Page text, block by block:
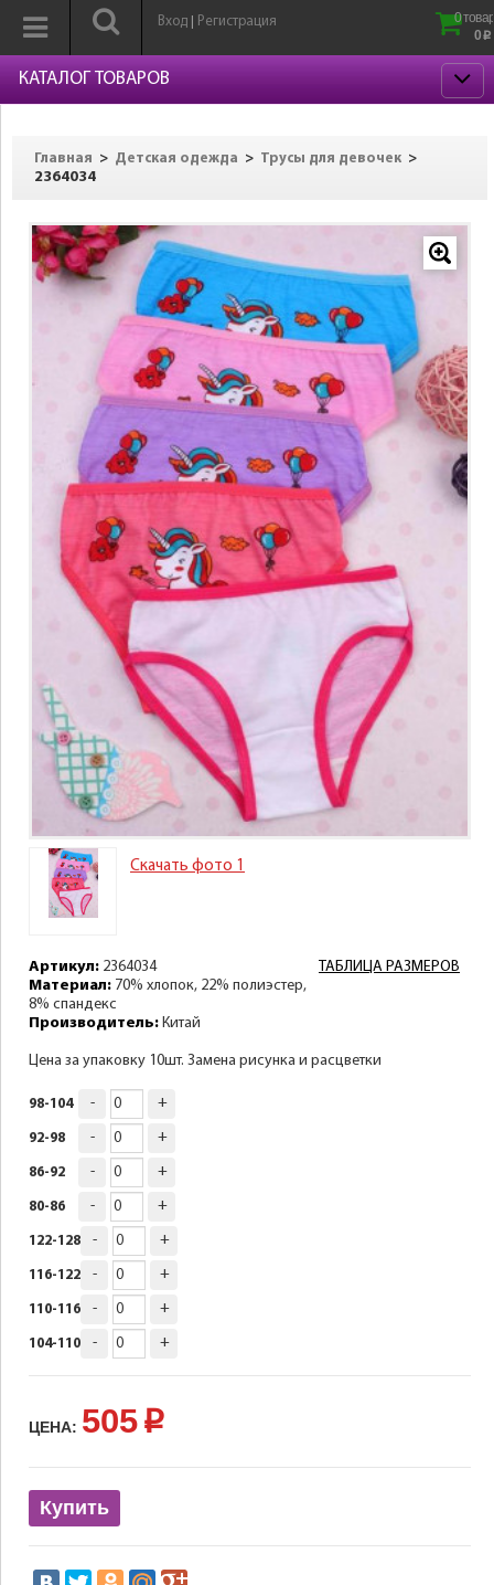
Вход Регистрация
0
0 p
КАТАЛОГ ТОВАРОВ
Главная > Детская одежда > Трусы для девочек >
2364034
Скачать фото 1
ТАБЛИЦА РАЗМЕРОВ
Артикул: 2364034
Материал: 70% хлопок, 22% полиэстер,
8% спандекс
Производитель: Китай
Цена за упаковку 10шт. Замена рисунка и расцветки
98-104 - +
92-98 - +
86-92 - +
80-86 - +
122-128 - +
116-122 - +
110-116 - +
104-110 - +
ЦЕНА: 505 p
Купить